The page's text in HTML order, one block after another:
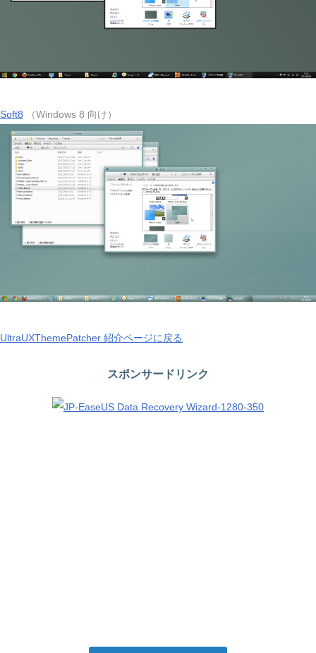
Soft8 （Windows 8 向け）
UltraUXThemePatcher 紹介ページに戻る
スポンサードリンク